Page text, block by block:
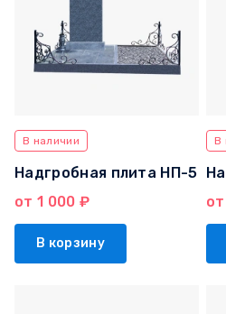
В наличии
Надгробная плита НП-5
от 1 000 ₽
В корзину
В